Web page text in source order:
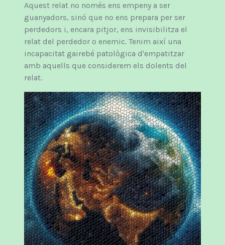
Aquest relat no només ens empeny a ser
guanyadors, sinó que no ens prepara per ser
perdedors i, encara pitjor, ens invisibilitza el
relat del perdedor o enemic. Tenim així una
incapacitat gairebé patològica d'empatitzar
amb aquells que considerem els dolents del
relat.